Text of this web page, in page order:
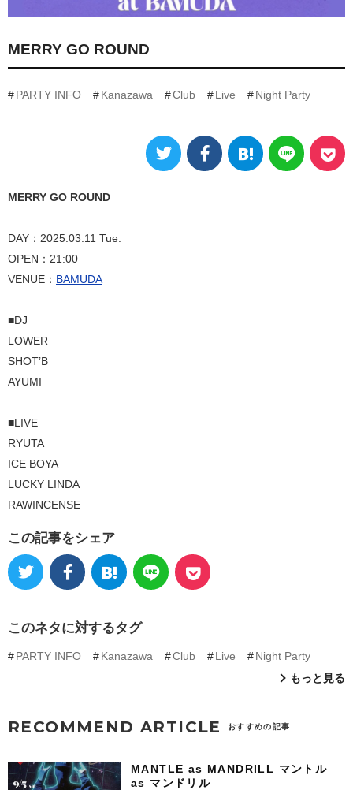
MERRY GO ROUND
PARTY INFO Kanazawa Club Live Night Party
MERRY GO ROUND
DAY：2025.03.11 Tue.
OPEN：21:00
VENUE： BAMUDA
■DJ
LOWER
SHOT’B
AYUMI
■LIVE
RYUTA
ICE BOYA
LUCKY LINDA
RAWINCENSE
この記事をシェア
このネタに対するタグ
PARTY INFO Kanazawa Club Live
Night Party
もっと見る
RECOMMEND ARTICLE おすすめの記事
MANTLE as MANDRILL マントル
as マンドリル